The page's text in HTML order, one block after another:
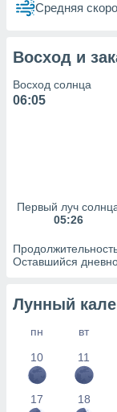
сведения
Средняя
Восход и
Восход солнца
06:05
Первый луч
05:26
Оставшийся
Лунный
пн вт
10
11
17 18